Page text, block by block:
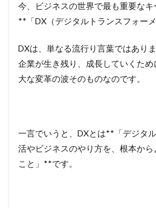
今、ビジネスの世界で最も重要な
**「DX（デジタルトランスフォー
DXは、単なる流行り言葉ではあり
企業が生き残り、成長していくた
大な変革の波そのものなのです。
一言でいうと、DXとは**「デジタ
活やビジネスのやり方を、根本か
こと」**です。